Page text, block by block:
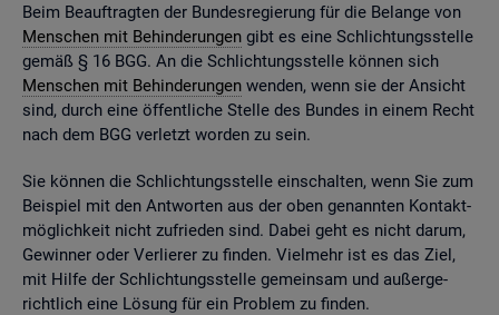
Beim Be­auf­trag­ten der Bun­des­re­gie­rung für die Be­lan­ge von
Men­schen mit Be­hin­de­run­gen gibt es eine Schlich­tungs­stel­le
gemäß § 16 BGG. An die Schlich­tungs­stel­le kön­nen sich
Men­schen mit Be­hin­de­run­gen wen­den, wenn sie der An­sicht
sind, durch eine öf­fent­li­che Stel­le des Bun­des in einem Recht
nach dem BGG ver­letzt wor­den zu sein.
Sie kön­nen die Schlich­tungs­stel­le ein­schal­ten, wenn Sie zum
Bei­spiel mit den Ant­wor­ten aus der oben ge­nann­ten Kon­takt­
mög­lich­keit nicht zu­frie­den sind. Dabei geht es nicht darum,
Ge­win­ner oder Ver­lie­rer zu fin­den. Viel­mehr ist es das Ziel,
mit Hilfe der Schlich­tungs­stel­le ge­mein­sam und au­ßer­ge­
richt­lich eine Lö­sung für ein Pro­blem zu fin­den.